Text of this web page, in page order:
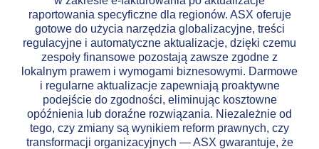
raportowania specyficzne dla regionów. ASX oferuje
gotowe do użycia narzędzia globalizacyjne, treści
regulacyjne i automatyczne aktualizacje, dzięki czemu
zespoły finansowe pozostają zawsze zgodne z
lokalnym prawem i wymogami biznesowymi. Darmowe
i regularne aktualizacje zapewniają proaktywne
podejście do zgodności, eliminując kosztowne
opóźnienia lub doraźne rozwiązania. Niezależnie od
tego, czy zmiany są wynikiem reform prawnych, czy
transformacji organizacyjnych — ASX gwarantuje, że